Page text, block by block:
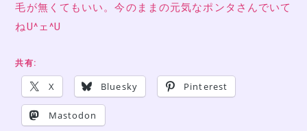
毛が無くてもいい。今のままの元気なポンタさんでいて
ねU^ェ^U
共有:
X Bluesky Pinterest
Mastodon